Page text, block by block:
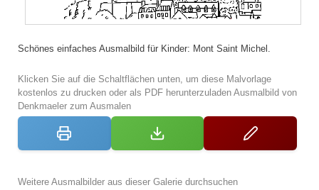
Schönes einfaches Ausmalbild für Kinder: Mont Saint Michel.
Klicken Sie auf die Schaltflächen unten, um diese Malvorlage
kostenlos zu drucken oder als PDF herunterzuladen Ausmalbild von
Denkmaeler zum Ausmalen
Weitere Ausmalbilder aus dieser Galerie durchsuchen